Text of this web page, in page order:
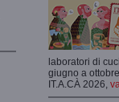
laboratori di
giugno a
IT.A.CÀ 2026,